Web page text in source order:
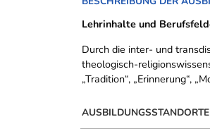
Lehrinhalte und
Durch die inter- und
theologisch-
„Tradition“, „Erinnerung“,
AUSBILDUNGSSTANDORTE